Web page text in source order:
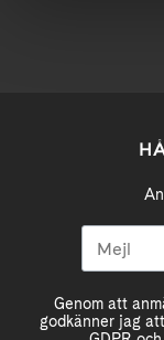
Genom att
godkänner jag